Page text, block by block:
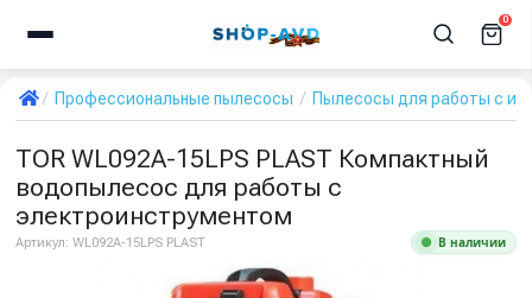
0
Профессиональные пылесосы Пылесосы для работы с
TOR WL092A-15LPS PLAST Компактный
водопылесос для работы с
электроинструментом
Артикул: WL092A-15LPS PLAST В наличии